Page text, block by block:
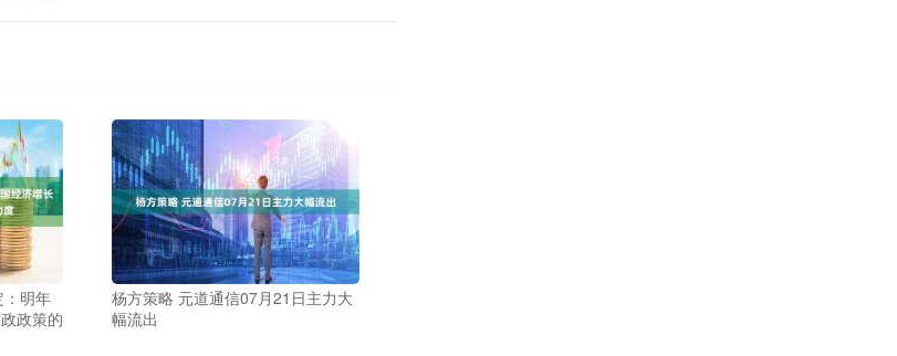
：明年
政策的
杨方策略 元道通信07月21日主力大
幅流出